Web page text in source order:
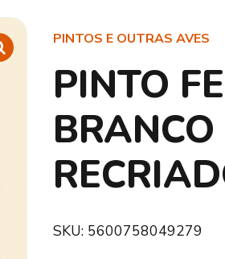
PINTOS E OUTRAS AVES
PINTO
BRANCO
SKU: 5600758049279